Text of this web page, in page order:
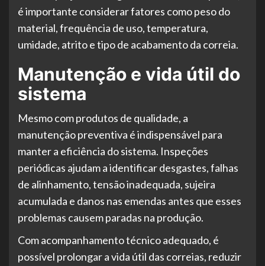
é importante considerar fatores como peso do
material, frequência de uso, temperatura,
umidade, atrito e tipo de acabamento da correia.
Manutenção e vida útil do
sistema
Mesmo com produtos de qualidade, a
manutenção preventiva é indispensável para
manter a eficiência do sistema. Inspeções
periódicas ajudam a identificar desgastes, falhas
de alinhamento, tensão inadequada, sujeira
acumulada e danos nas emendas antes que esses
problemas causem paradas na produção.
Com acompanhamento técnico adequado, é
possível prolongar a vida útil das correias, reduzir